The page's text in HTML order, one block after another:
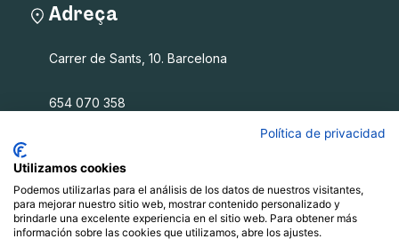
Adreça
Carrer de Sants, 10. Barcelona
654 070 358
Fil a l'agulla SCCL
Política de privacidad
Utilizamos cookies
Podemos utilizarlas para el análisis de los datos de nuestros visitantes,
para mejorar nuestro sitio web, mostrar contenido personalizado y
brindarle una excelente experiencia en el sitio web. Para obtener más
información sobre las cookies que utilizamos, abre los ajustes.